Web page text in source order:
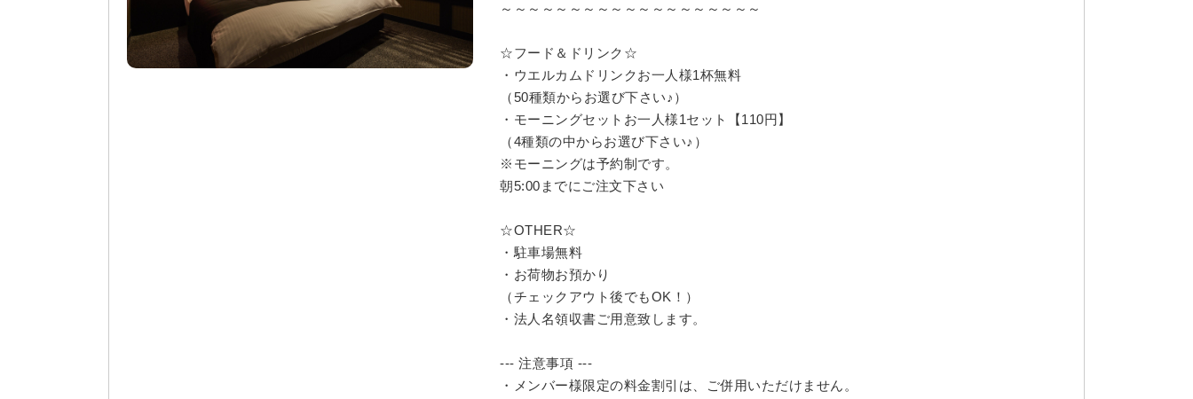
～～～～～～～～～～～～～～～～～～～
☆フード＆ドリンク☆
・ウエルカムドリンクお一人様1杯無料
（50種類からお選び下さい♪）
・モーニングセットお一人様1セット【110円】
（4種類の中からお選び下さい♪）
※モーニングは予約制です。
朝5:00までにご注文下さい
☆OTHER☆
・駐車場無料
・お荷物お預かり
（チェックアウト後でもOK！）
・法人名領収書ご用意致します。
--- 注意事項 ---
・メンバー様限定の料金割引は、ご併用いただけません。